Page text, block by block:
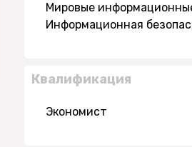
Мировые
Информационная
Квалификация
Экономист